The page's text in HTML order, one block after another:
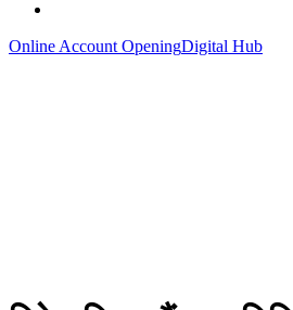
Online Account OpeningDigital Hub